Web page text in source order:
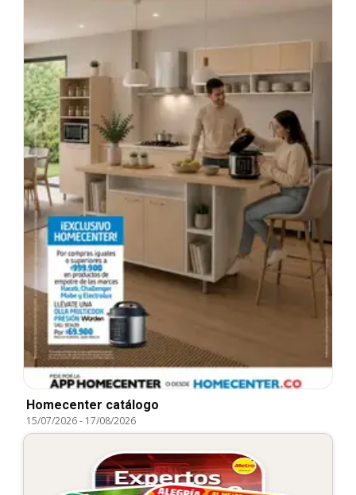
Homecenter catálogo
15/07/2026- 17/08/2026